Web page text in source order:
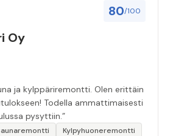
80/100
Oy
ja kylppäriremontti. Olen erittäin
Todella ammattimaisesti
pysyttiin.”
Kylpyhuoneremontti